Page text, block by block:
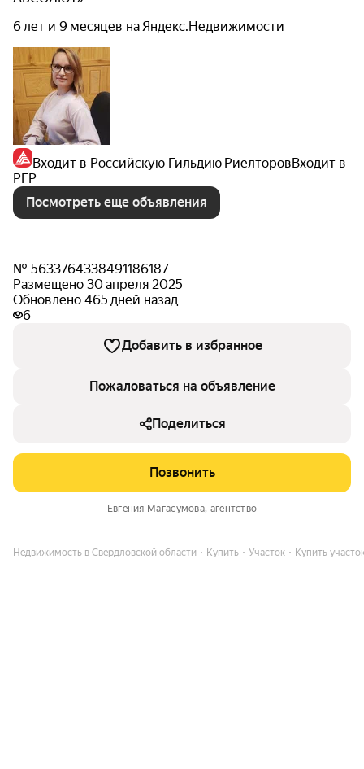
6 лет и 9 месяцев на Яндекс.Недвижимости
Входит в Российскую Гильдию РиелторовВходит в
РГР
Посмотреть еще объявления
№ 5633764338491186187
Размещено 30 апреля 2025
Обновлено 465 дней назад
6
Добавить в избранное
Пожаловаться на объявление
Поделиться
Позвонить
Евгения Магасумова, агентство
Недвижимость в Свердловской области Купить Участок Купить